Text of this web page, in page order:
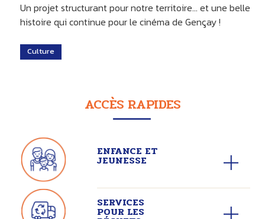
Un projet structurant pour notre territoire… et une belle
histoire qui continue pour le cinéma de Gençay !
Culture
ACCÈS RAPIDES
ENFANCE ET
JEUNESSE
SERVICES
POUR LES